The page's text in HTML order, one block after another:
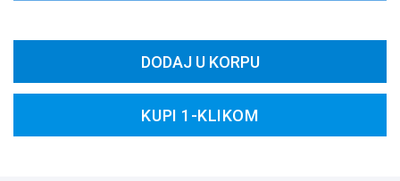
DODAJ U KORPU
KUPI 1-KLIKOM